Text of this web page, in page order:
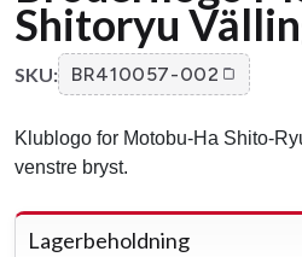
Shitoryu
SKU: BR410057-002
Klublogo for Motobu-Ha Shito-
venstre bryst.
Lagerbeholdning